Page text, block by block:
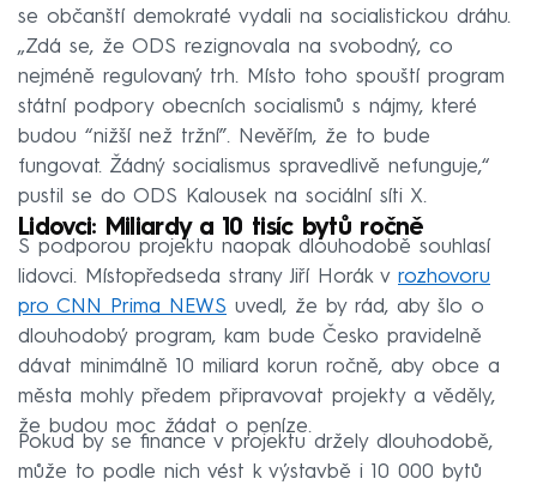
se občanští demokraté vydali na socialistickou dráhu.
„Zdá se, že ODS rezignovala na svobodný, co
nejméně regulovaný trh. Místo toho spouští program
státní podpory obecních socialismů s nájmy, které
budou “nižší než tržní”. Nevěřím, že to bude
fungovat. Žádný socialismus spravedlivě nefunguje,“
pustil se do ODS Kalousek na sociální síti X.
Lidovci: Miliardy a 10 tisíc bytů ročně
S podporou projektu naopak dlouhodobě souhlasí
lidovci. Místopředseda strany Jiří Horák v rozhovoru
pro CNN Prima NEWS uvedl, že by rád, aby šlo o
dlouhodobý program, kam bude Česko pravidelně
dávat minimálně 10 miliard korun ročně, aby obce a
města mohly předem připravovat projekty a věděly,
že budou moc žádat o peníze.
Pokud by se finance v projektu držely dlouhodobě,
může to podle nich vést k výstavbě i 10 000 bytů